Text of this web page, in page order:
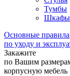
Тумбы
Шкафы
Основные правила
по уходу и
Закажите
по Вашим
корпусную мебель